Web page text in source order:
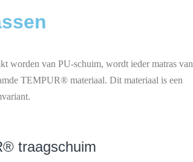
worden van PU-schuim, wordt ieder matras van
TEMPUR® materiaal. Dit materiaal is een
traagschuim